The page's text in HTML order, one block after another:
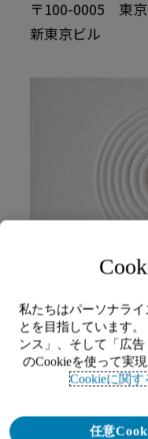
〒100-0005 東
新東京ビル
Let's
私たちはパーソナラ
とを目指しています
ンス」、そして「広
のCookieを使って実
Cookieに関す
任意